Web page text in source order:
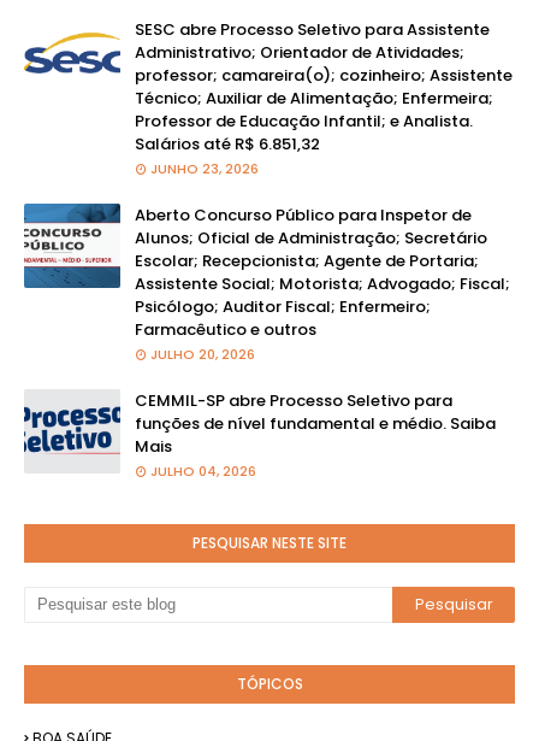
SESC abre Processo Seletivo para Assistente
Administrativo; Orientador de Atividades;
professor; camareira(o); cozinheiro; Assistente
Técnico; Auxiliar de Alimentação; Enfermeira;
Professor de Educação Infantil; e Analista.
Salários até R$ 6.851,32
JUNHO 23, 2026
Aberto Concurso Público para Inspetor de
Alunos; Oficial de Administração; Secretário
Escolar; Recepcionista; Agente de Portaria;
Assistente Social; Motorista; Advogado; Fiscal;
Psicólogo; Auditor Fiscal; Enfermeiro;
Farmacêutico e outros
JULHO 20, 2026
CEMMIL-SP abre Processo Seletivo para
funções de nível fundamental e médio. Saiba
Mais
JULHO 04, 2026
PESQUISAR NESTE SITE
TÓPICOS